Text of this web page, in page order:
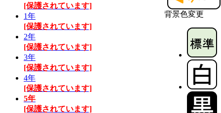
背景色変更
[保護されています]
1年
[保護されています]
2年
[保護されています]
3年
[保護されています]
4年
[保護されています]
5年
[保護されています]